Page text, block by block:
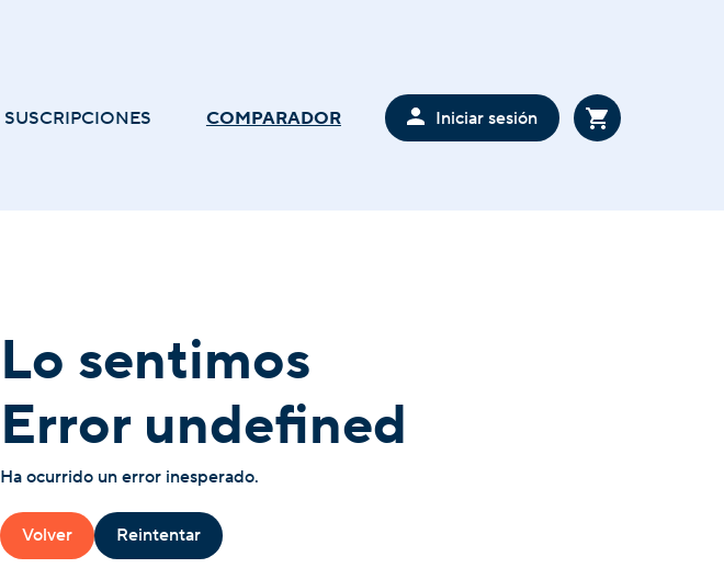
SUSCRIPCIONES COMPARADOR Iniciar sesión
Lo sentimos
Error undefined
Ha ocurrido un error inesperado.
Volver Reintentar